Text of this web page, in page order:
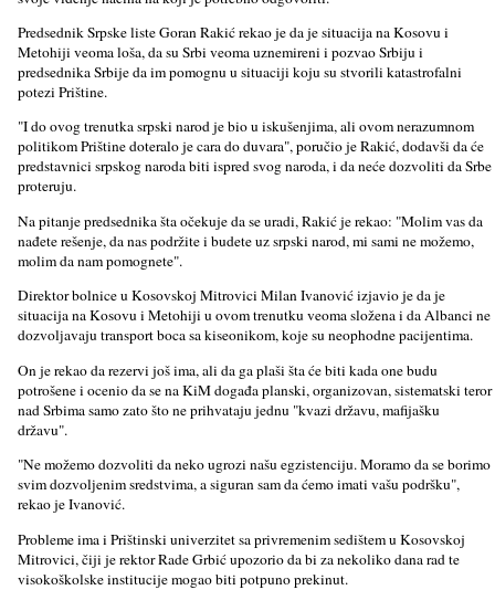
Predsednik Srpske liste Goran Rakić rekao je da je situacija na Kosovu i
Metohiji veoma loša, da su Srbi veoma uznemireni i pozvao Srbiju i
predsednika Srbije da im pomognu u situaciji koju su stvorili katastrofalni
potezi Prištine.
"I do ovog trenutka srpski narod je bio u iskušenjima, ali ovom nerazumnom
politikom Prištine doteralo je cara do duvara", poručio je Rakić, dodavši da će
predstavnici srpskog naroda biti ispred svog naroda, i da neće dozvoliti da Srbe
proteruju.
Na pitanje predsednika šta očekuje da se uradi, Rakić je rekao: "Molim vas da
nađete rešenje, da nas podržite i budete uz srpski narod, mi sami ne možemo,
molim da nam pomognete".
Direktor bolnice u Kosovskoj Mitrovici Milan Ivanović izjavio je da je
situacija na Kosovu i Metohiji u ovom trenutku veoma složena i da Albanci ne
dozvolјavaju transport boca sa kiseonikom, koje su neophodne pacijentima.
On je rekao da rezervi još ima, ali da ga plaši šta će biti kada one budu
potrošene i ocenio da se na KiM događa planski, organizovan, sistematski teror
nad Srbima samo zato što ne prihvataju jednu "kvazi državu, mafijašku
državu".
"Ne možemo dozvoliti da neko ugrozi našu egzistenciju. Moramo da se borimo
svim dozvolјenim sredstvima, a siguran sam da ćemo imati vašu podršku",
rekao je Ivanović.
Probleme ima i Prištinski univerzitet sa privremenim sedištem u Kosovskoj
Mitrovici, čiji je rektor Rade Grbić upozorio da bi za nekoliko dana rad te
visokoškolske institucije mogao biti potpuno prekinut.